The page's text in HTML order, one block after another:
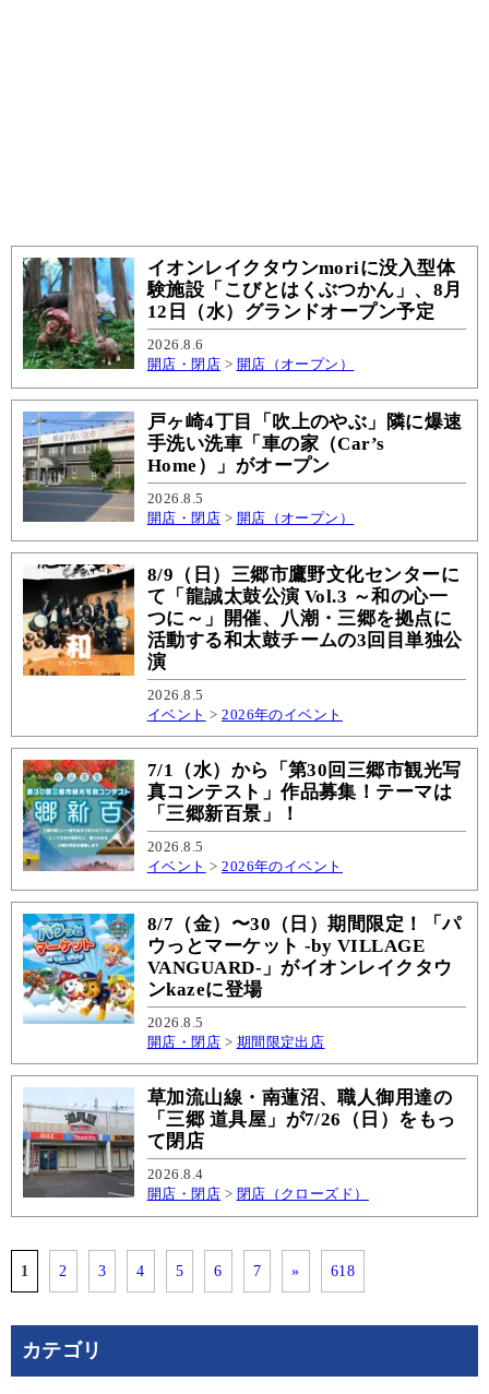
イオンレイクタウンmoriに没入型体
験施設「こびとはくぶつかん」、8月
12日（水）グランドオープン予定
2026.8.6
開店・閉店 > 開店（オープン）
戸ヶ崎4丁目「吹上のやぶ」隣に爆速
手洗い洗車「車の家（Car’s
Home）」がオープン
2026.8.5
開店・閉店 > 開店（オープン）
8/9（日）三郷市鷹野文化センターに
て「龍誠太鼓公演 Vol.3 ～和の心一
つに～」開催、八潮・三郷を拠点に
活動する和太鼓チームの3回目単独公
演
2026.8.5
イベント >2026年のイベント
7/1（水）から「第30回三郷市観光写
真コンテスト」作品募集！テーマは
「三郷新百景」！
2026.8.5
イベント >2026年のイベント
8/7（金）〜30（日）期間限定！「パ
ウっとマーケット -by VILLAGE
VANGUARD-」がイオンレイクタウ
ンkazeに登場
2026.8.5
開店・閉店 > 期間限定出店
草加流山線・南蓮沼、職人御用達の
「三郷 道具屋」が7/26（日）をもっ
て閉店
2026.8.4
開店・閉店 > 閉店（クローズド）
1 2 3 4 5 6 7 » 618
カテゴリ